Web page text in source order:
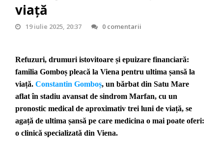
viață
19 iulie 2025, 20:37 0 comentarii
Refuzuri, drumuri istovitoare și epuizare financiară:
familia Gomboș pleacă la Viena pentru ultima șansă la
viață.Constantin Gomboș, un bărbat din Satu Mare
aflat în stadiu avansat de sindrom Marfan, cu un
pronostic medical de aproximativ trei luni de viață, se
agață de ultima șansă pe care medicina o mai poate oferi:
o clinică specializată din Viena.